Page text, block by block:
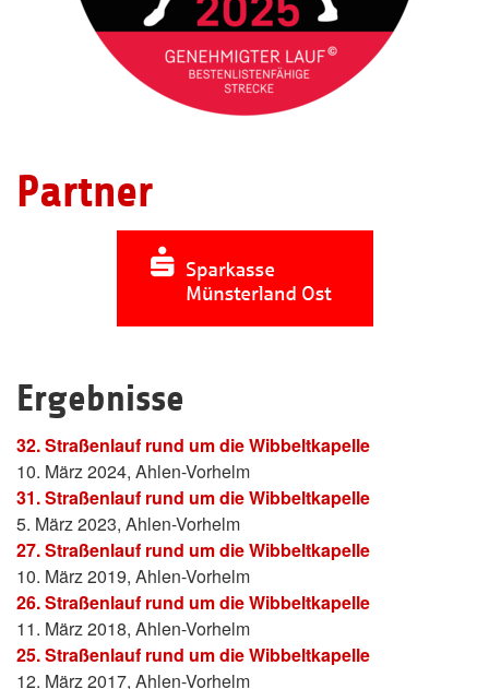
Partner
Ergebnisse
32. Straßenlauf rund um die Wibbeltkapelle
10. März 2024, Ahlen-Vorhelm
31. Straßenlauf rund um die Wibbeltkapelle
5. März 2023, Ahlen-Vorhelm
27. Straßenlauf rund um die Wibbeltkapelle
10. März 2019, Ahlen-Vorhelm
26. Straßenlauf rund um die Wibbeltkapelle
11. März 2018, Ahlen-Vorhelm
25. Straßenlauf rund um die Wibbeltkapelle
12. März 2017, Ahlen-Vorhelm